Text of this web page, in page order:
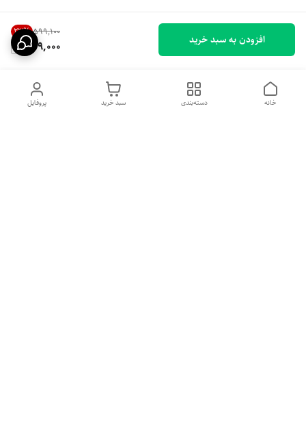
۵۹۹٬۱۰۰ 23%
459,000 افزودن به سبد خرید
پروفایل سبد خرید دسته‌بندی خانه